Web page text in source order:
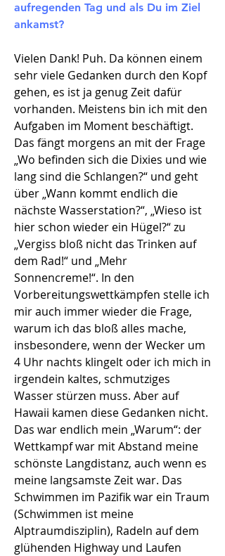
aufregenden Tag und als Du im Ziel
ankamst?
Vielen Dank! Puh. Da können einem
sehr viele Gedanken durch den Kopf
gehen, es ist ja genug Zeit dafür
vorhanden. Meistens bin ich mit den
Aufgaben im Moment beschäftigt.
Das fängt morgens an mit der Frage
„Wo befinden sich die Dixies und wie
lang sind die Schlangen?“ und geht
über „Wann kommt endlich die
nächste Wasserstation?“, „Wieso ist
hier schon wieder ein Hügel?“ zu
„Vergiss bloß nicht das Trinken auf
dem Rad!“ und „Mehr
Sonnencreme!“. In den
Vorbereitungswettkämpfen stelle ich
mir auch immer wieder die Frage,
warum ich das bloß alles mache,
insbesondere, wenn der Wecker um
4 Uhr nachts klingelt oder ich mich in
irgendein kaltes, schmutziges
Wasser stürzen muss. Aber auf
Hawaii kamen diese Gedanken nicht.
Das war endlich mein „Warum“: der
Wettkampf war mit Abstand meine
schönste Langdistanz, auch wenn es
meine langsamste Zeit war. Das
Schwimmen im Pazifik war ein Traum
(Schwimmen ist meine
Alptraumdisziplin), Radeln auf dem
glühenden Highway und Laufen